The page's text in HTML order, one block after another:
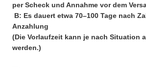
per Scheck und Annahme vor dem
B: Es dauert etwa 70–100 Tage nach
Anzahlung
(Die Vorlaufzeit kann je nach Situation
werden.)